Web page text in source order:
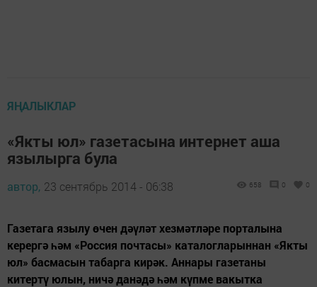
ЯҢАЛЫКЛАР
«Якты юл» газетасына интернет аша
язылырга була
автор, 23 сентябрь 2014 - 06:38 658 0 0
Газетага язылу өчен дәүләт хезмәтләре порталына
керергә һәм «Россия почтасы» каталогларыннан «Якты
юл» басмасын табарга кирәк. Аннары газетаны
китертү юлын, ничә данәдә һәм күпме вакытка